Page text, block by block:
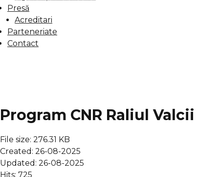
Presă
Acreditari
Parteneriate
Contact
Program CNR Raliul Valcii
File size: 276.31 KB
Created: 26-08-2025
Updated: 26-08-2025
Hits: 725